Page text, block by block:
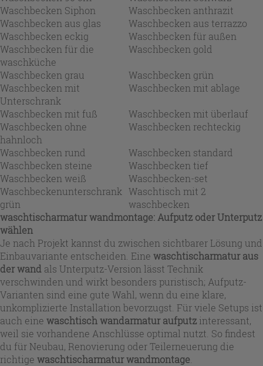
Waschbecken Siphon
Waschbecken anthrazit
Waschbecken aus glas
Waschbecken aus terrazzo
Waschbecken eckig
Waschbecken für außen
Waschbecken für die
waschküche
Waschbecken gold
Waschbecken grau
Waschbecken grün
Waschbecken mit
Unterschrank
Waschbecken mit ablage
Waschbecken mit fuß
Waschbecken mit überlauf
Waschbecken ohne
hahnloch
Waschbecken rechteckig
Waschbecken rund
Waschbecken standard
Waschbecken steine
Waschbecken tief
Waschbecken weiß
Waschbecken-set
Waschbeckenunterschrank
grün
Waschtisch mit 2
waschbecken
waschtischarmatur wandmontage: Aufputz oder Unterputz
wählen
Je nach Projekt kannst du zwischen sichtbarer Lösung und
Einbauvariante entscheiden. Eine waschtischarmatur aus
der wand als Unterputz-Version lässt Technik
verschwinden und wirkt besonders puristisch; Aufputz-
Varianten sind eine gute Wahl, wenn du eine klare,
unkomplizierte Installation bevorzugst. Für viele Setups ist
auch eine waschtisch wandarmatur aufputz interessant,
weil sie vorhandene Anschlüsse optimal nutzt. So findest
du für Neubau, Renovierung oder Teilerneuerung die
richtige waschtischarmatur wandmontage